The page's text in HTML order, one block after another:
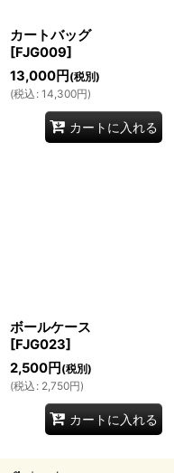
カートバッグ
[FJG009]
13,000円 (税別)
(税込 : 14,300円)
カートに入れる
ボールケース
[FJG023]
2,500円 (税別)
(税込 : 2,750円)
カートに入れる